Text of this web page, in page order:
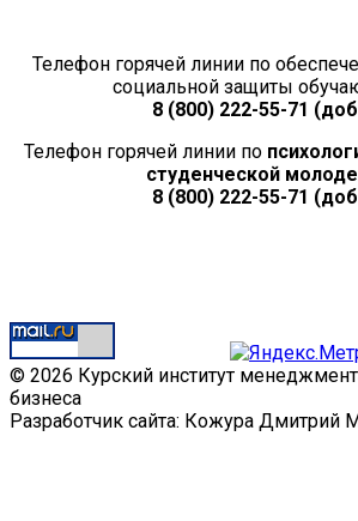
Телефон горячей линии по
социальной защиты
8 (800) 222-55-71
Телефон горячей линии по
студенческой
8 (800) 222-55-71
© 2026 Курский институт
бизнеса
Разработчик сайта: Кожура Дмитрий